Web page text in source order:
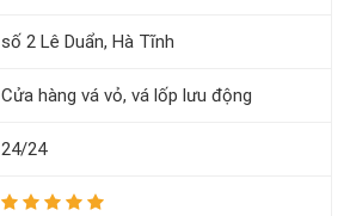
số 2 Lê Duẩn, Hà Tĩnh
Cửa hàng vá vỏ, vá lốp lưu động
24/24